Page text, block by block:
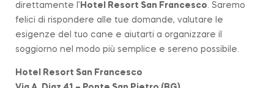
direttamente l’ Hotel Resort San Francesco . Saremo
felici di rispondere alle tue domande, valutare le
esigenze del tuo cane e aiutarti a organizzare il
soggiorno nel modo più semplice e sereno possibile.
Hotel Resort San Francesco